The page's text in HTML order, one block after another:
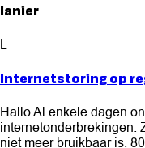
lanier
L
Internetstoring op
Hallo Al enkele dagen
internetonderbrekingen.
niet meer bruikbaar is.